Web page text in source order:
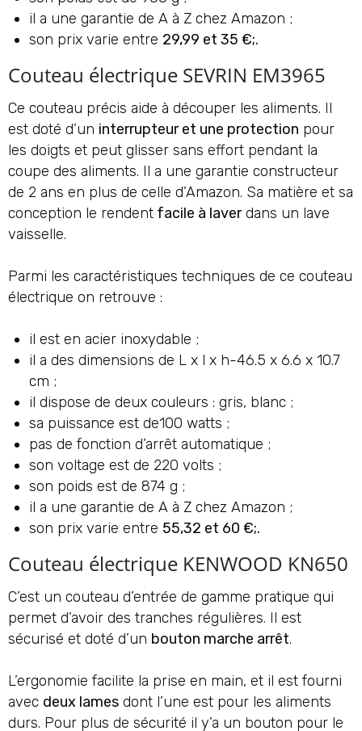
il a une garantie de A à Z chez Amazon ;
son prix varie entre 29,99 et 35 €;.
Couteau électrique SEVRIN EM3965
Ce couteau précis aide à découper les aliments. Il
est doté d’un interrupteur et une protection pour
les doigts et peut glisser sans effort pendant la
coupe des aliments. Il a une garantie constructeur
de 2 ans en plus de celle d’Amazon. Sa matière et sa
conception le rendent facile à laverdans un lave
vaisselle.
Parmi les caractéristiques techniques de ce couteau
électrique on retrouve :
il est en acier inoxydable ;
il a des dimensions de L x l x h-46.5 x 6.6 x 10.7
cm ;
il dispose de deux couleurs : gris, blanc ;
sa puissance est de100 watts ;
pas de fonction d’arrêt automatique ;
son voltage est de 220 volts ;
son poids est de 874 g ;
il a une garantie de A à Z chez Amazon ;
son prix varie entre 55,32 et 60 €;.
Couteau électrique KENWOOD KN650
C’est un couteau d’entrée de gamme pratique qui
permet d’avoir des tranches régulières. Il est
sécurisé et doté d’un bouton marche arrêt.
L’ergonomie facilite la prise en main, et il est fourni
avec deux lames dont l’une est pour les aliments
durs. Pour plus de sécurité il y’a un bouton pour le